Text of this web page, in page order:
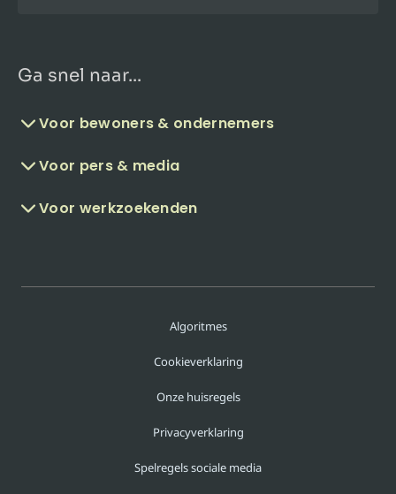
Ga snel naar...
Voor bewoners & ondernemers
Voor pers & media
Voor werkzoekenden
Algoritmes
Cookieverklaring
Onze huisregels
Privacyverklaring
Spelregels sociale media